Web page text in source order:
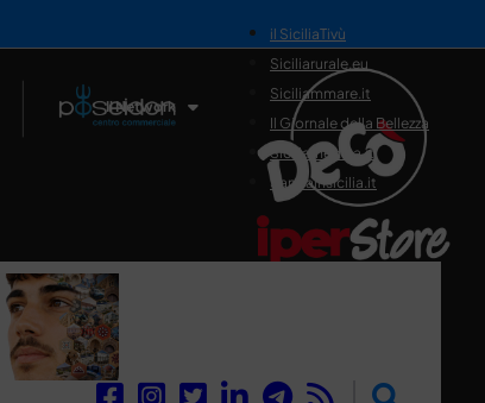
Il Network
il SiciliaTivù
Siciliarurale.eu
Siciliammare.it
Il Giornale della Bellezza
Siciliamedica.it
Sanitainsicilia.it